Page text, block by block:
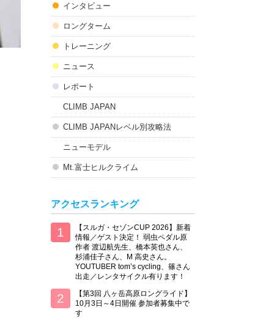
インタビュー
ロングターム
トレーニング
ニュース
レポート
CLIMB JAPAN
CLIMB JAPANレベル別攻略法
ニューモデル
Mt.富士ヒルクライム
アクセスランキング
【スルガ・セゾンCUP 2026】新着
情報／ゲスト決定！ 弱虫ペダル原
作者 渡辺航先生、橋本英也さん、
杉浦佳子さん、M 高史さん。
YOUTUBER tom’s cycling、篠さん
出走／レンタサイクル有ります！
【第3回 八ヶ岳高原ロングライド】
10月3日～4日開催 参加者募集中で
す